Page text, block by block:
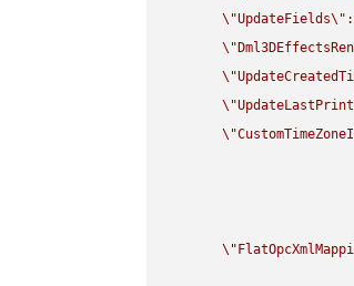
\"UpdateFields\"
\"
\"
\"
\"
\"